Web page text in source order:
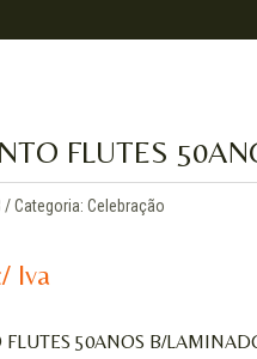
FLUTES
Categoria: Celebração
Iva
50ANOS B/